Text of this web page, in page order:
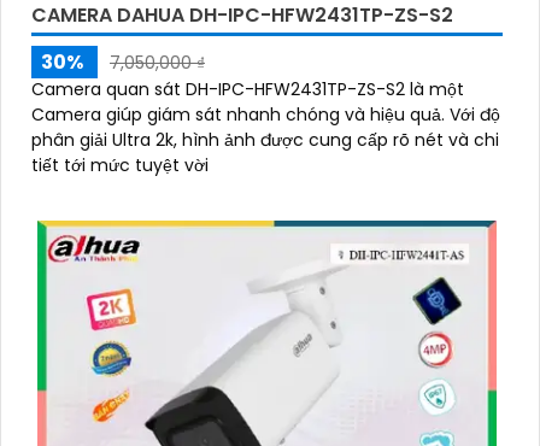
CAMERA DAHUA DH-IPC-HFW2431TP-ZS-S2
30%
7,050,000 ₫
Camera quan sát DH-IPC-HFW2431TP-ZS-S2 là một
Camera giúp giám sát nhanh chóng và hiệu quả. Với độ
phân giải Ultra 2k, hình ảnh được cung cấp rõ nét và chi
tiết tới mức tuyệt vời